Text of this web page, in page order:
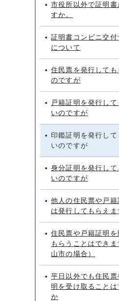
市役所以外で証明書
すか。
証明書コンビニ交付
について
住民票を発行しても
のですが
戸籍証明を発行して
いのですが
印鑑証明を発行して
いのですが
身分証明を発行して
いのですが
他人の住民票や戸籍
は発行してもらえま
住民票や戸籍証明を
もらうことはできま
山市の場合）
平日以外でも住民票
明を受け取ることは
か